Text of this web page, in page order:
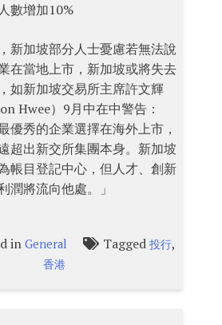
數增加10%
新加坡部分人士憂慮若無法說
在當地上市，新加坡或將失去
如新加坡交易所主席許文輝
Hwee）9月中在中警告：
優秀的企業選擇在海外上市，
超出新交所集團本身。新加坡
帳目登記中心，但人才、創新
潤將流向他處。」
inGeneral Tagged投行,
香港